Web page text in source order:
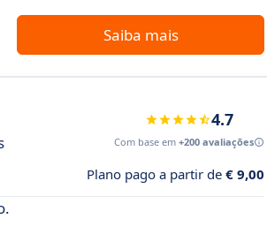
Saiba mais
4.7
Com base em +200 avaliações
Plano pago a partir de € 9,00